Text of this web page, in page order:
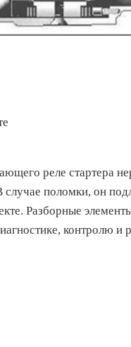
реле стартера
поломки, он
Разборные
контролю и